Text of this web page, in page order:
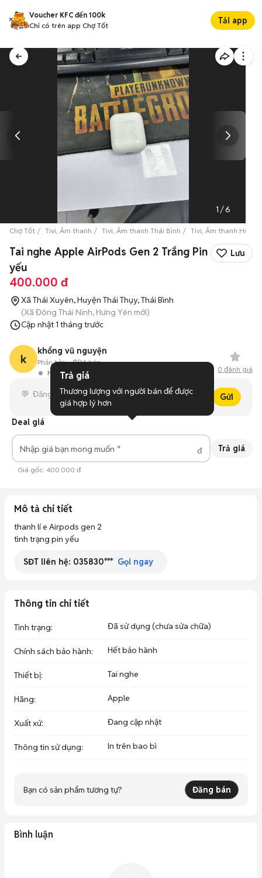
Voucher KFC đến 100k
Chỉ có trên app Chợ Tốt
Tải app
1 /6
Chợ Tốt Tivi, Âm thanh Tivi, Âm thanh Thái Bình Tivi, Âm thanh
Tai nghe Apple AirPods Gen 2 Trắng Pin
yếu
Lưu
400.000 đ
Xã Thái Xuyên, Huyện Thái Thụy, Thái Bình
(Xã Đông Thái Ninh, Hưng Yên mới)
Cập nhật1 tháng trước
k
khổng vũ nguyện
Hoạt động 18 giờ trước
Phản hồi: --0Đã bán
0 đánh giá
Gửi
Deal giá
Nhập giá bạn mong muốn đ Trả giá
Giá gốc: 400.000 đ
Mô tả chi tiết
thanh lí e Airpods gen 2
SĐT liên hệ: 035830*** Gọi ngay
Thông tin chi tiết
Tình trạng: Đã sử dụng (chưa sửa chữa)
Chính sách bảo hành: Hết bảo hành
Thiết bị: Tai nghe
Hãng: Apple
Xuất xứ: Đang cập nhật
Thông tin sử dụng: In trên bao bì
Bạn có sản phẩm tương tự? Đăng bán
Bình luận
Trả giá
Thương lượng với người bán để được
giá hợp lý hơn